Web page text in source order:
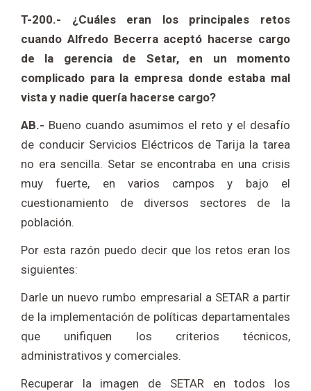
T-200.- ¿Cuáles eran los principales retos
cuando Alfredo Becerra aceptó hacerse cargo
de la gerencia de Setar, en un momento
complicado para la empresa donde estaba mal
vista y nadie quería hacerse cargo?
AB.- Bueno cuando asumimos el reto y el desafío
de conducir Servicios Eléctricos de Tarija la tarea
no era sencilla. Setar se encontraba en una crisis
muy fuerte, en varios campos y bajo el
cuestionamiento de diversos sectores de la
población.
Por esta razón puedo decir que los retos eran los
siguientes:
Darle un nuevo rumbo empresarial a SETAR a partir
de la implementación de políticas departamentales
que unifiquen los criterios técnicos,
administrativos y comerciales.
Recuperar la imagen de SETAR en todos los